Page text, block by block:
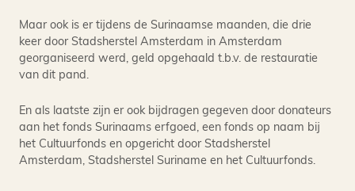
Maar ook is er tijdens de Surinaamse maanden, die drie
keer door Stadsherstel Amsterdam in Amsterdam
georganiseerd werd, geld opgehaald t.b.v. de restauratie
van dit pand.
En als laatste zijn er ook bijdragen gegeven door donateurs
aan het fonds Surinaams erfgoed, een fonds op naam bij
het Cultuurfonds en opgericht door Stadsherstel
Amsterdam, Stadsherstel Suriname en het Cultuurfonds.